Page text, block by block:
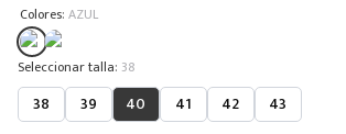
Colores: AZUL
: 38
38 39 40 41 42 43